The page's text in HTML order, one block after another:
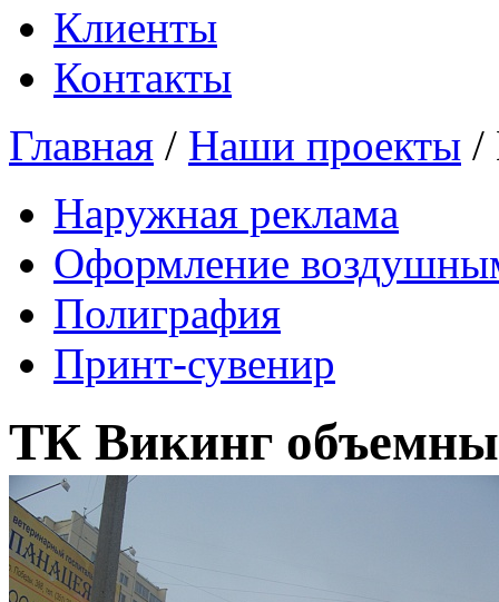
Клиенты
Контакты
Главная / Наши проекты /
Наружная реклама
Оформление
Полиграфия
Принт-сувенир
ТК Викинг